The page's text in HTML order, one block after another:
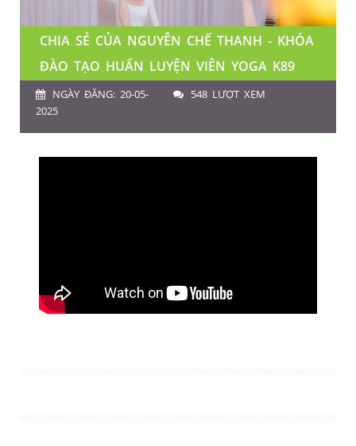
CHIA SẺ CỦA NGUYỄN CHẾ THANH - KHÓA
ĐÀO TẠO HUẤN LUYỆN VIÊN YOGA K89
NGÀY ĐĂNG: 20-05-
2025
548 LƯỢT XEM